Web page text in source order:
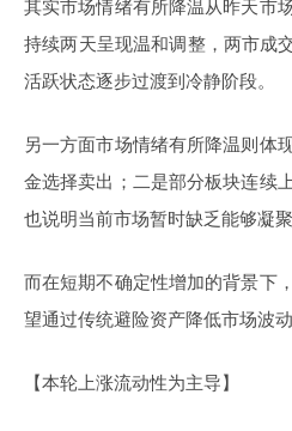
其实市场情绪有所降温从昨天市
持续两天呈现温和调整，两市成
活跃状态逐步过渡到冷静阶段。
另一方面市场情绪有所降温则体
金选择卖出；二是部分板块连续
也说明当前市场暂时缺乏能够凝
而在短期不确定性增加的背景下
望通过传统避险资产降低市场波动
【本轮上涨流动性为主导】